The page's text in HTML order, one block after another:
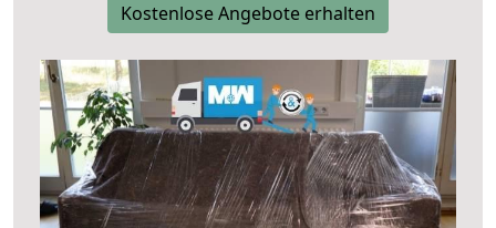
Kostenlose Angebote erhalten